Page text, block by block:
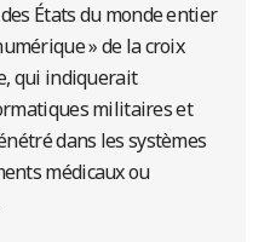
États du monde entier
» de la croix
qui indiquerait
militaires et
dans les systèmes
médicaux ou